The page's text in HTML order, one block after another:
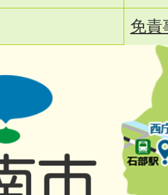
免責